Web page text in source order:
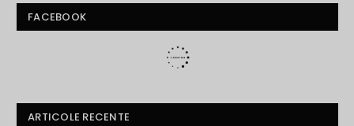
FACEBOOK
ARTICOLE RECENTE